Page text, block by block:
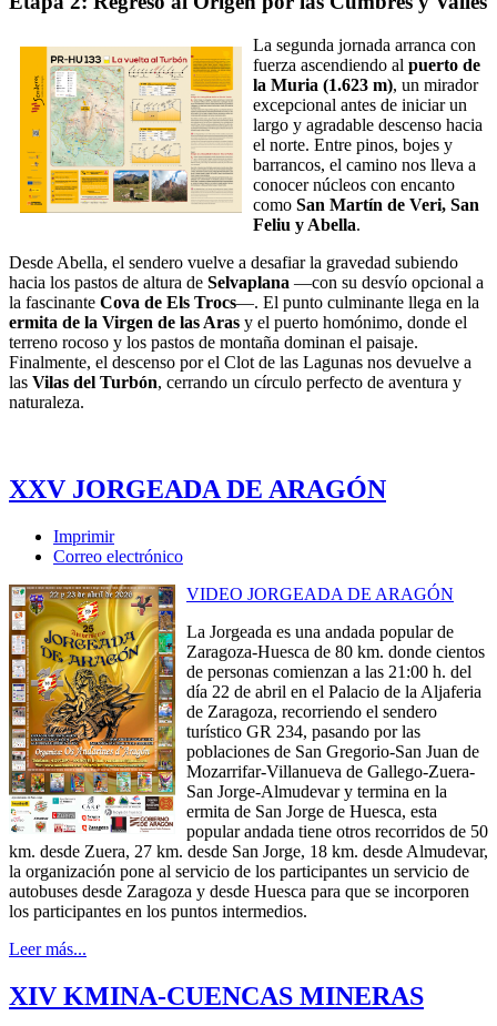
La segunda jornada arranca con
fuerza ascendiendo al puerto de
la Muria (1.623 m), un mirador
excepcional antes de iniciar un
largo y agradable descenso hacia
el norte. Entre pinos, bojes y
barrancos, el camino nos lleva a
conocer núcleos con encanto
como San Martín de Veri, San
Feliu y Abella.
Desde Abella, el sendero vuelve a desafiar la gravedad subiendo
hacia los pastos de altura de Selvaplana —con su desvío opcional a
la fascinante Cova de Els Trocs—. El punto culminante llega en la
ermita de la Virgen de las Aras y el puerto homónimo, donde el
terreno rocoso y los pastos de montaña dominan el paisaje.
Finalmente, el descenso por el Clot de las Lagunas nos devuelve a
las Vilas del Turbón, cerrando un círculo perfecto de aventura y
naturaleza.
XXV JORGEADA DE ARAGÓN
Imprimir
Correo electrónico
VIDEO JORGEADA DE ARAGÓN
La Jorgeada es una andada popular de
Zaragoza-Huesca de 80 km. donde cientos
de personas comienzan a las 21:00 h. del
día 22 de abril en el Palacio de la Aljaferia
de Zaragoza, recorriendo el sendero
turístico GR 234, pasando por las
poblaciones de San Gregorio-San Juan de
Mozarrifar-Villanueva de Gallego-Zuera-
San Jorge-Almudevar y termina en la
ermita de San Jorge de Huesca, esta
popular andada tiene otros recorridos de 50
km. desde Zuera, 27 km. desde San Jorge, 18 km. desde Almudevar,
la organización pone al servicio de los participantes un servicio de
autobuses desde Zaragoza y desde Huesca para que se incorporen
los participantes en los puntos intermedios.
Leer más...
XIV KMINA-CUENCAS MINERAS